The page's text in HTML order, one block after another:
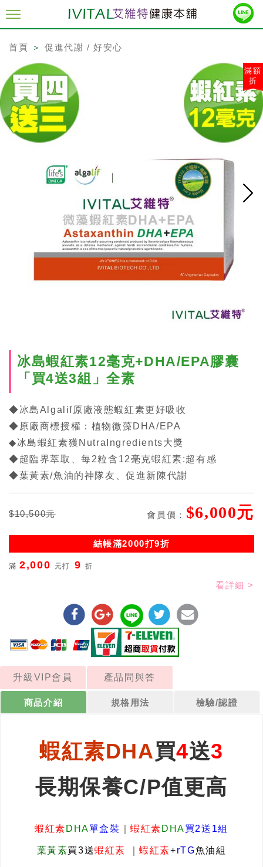
首頁 ＞ 促進代謝 / 好安心
滿額
折
冰島蝦紅素12毫克+DHA/EPA膠囊
「買4送3組」全素
◆冰島Algalif原廠液態蝦紅素更好吸收
◆原廠商標授權：植物微藻DHA/EPA
◆冰島蝦紅素獲NutraIngredients大獎
◆超臨界萃取、每2粒含12毫克蝦紅素:超有感
◆葉黃素/魚油的神隊友、促進新陳代謝
$10,500元 會員價： $6,000元
結帳滿2000打9折
滿2,000 元打 9 折
看詳細 >
升級VIP會員 產品問與答
商品介紹 規格用法 檢驗/認證
蝦紅素DHA買4送3
長期保養C/P值更高
蝦紅素 DHA單盒裝 ｜蝦紅素 DHA買2送1組
葉黃素買3送蝦紅素 ｜蝦紅素+rTG魚油組